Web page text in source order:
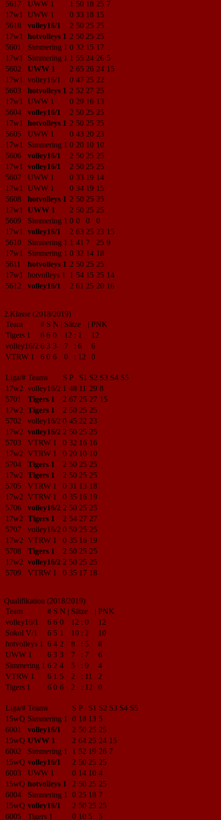
5617
UWW 1 1 50 18 25 7
17w1
UWW 1 0 33 18 15
5618
volley16/1 2 50 25 25
17w1
hotvolleys 1 2 50 25 25
5601
Simmering 1 0 32 15 17
17w1
Simmering 1 1 55 24 26 5
5602
UWW 1 2 65 26 24 15
17w1
volley16/1 0 47 25 22
5603
hotvolleys 1 2 52 27 25
17w1
UWW 1 0 29 16 13
5604
volley16/1 2 50 25 25
17w1
hotvolleys 1 2 50 25 25
5605
UWW 1 0 43 20 23
17w1
Simmering 1 0 20 10 10
5606
volley16/1 2 50 25 25
17w1
volley16/1 2 50 25 25
5607
UWW 1 0 33 19 14
17w1
UWW 1 0 34 19 15
5608
hotvolleys 1 2 50 25 25
17w1
UWW 1 2 50 25 25
5609
Simmering 1 0 0 0
0
17w1
volley16/1 2 63 25 23 15
5610
Simmering 1 1 41 7 25 9
17w1
Simmering 1 0 32 14 18
5611
hotvolleys 1 2 50 25 25
17w1
hotvolleys 1 1 54 15 25 14
5612
volley16/1 2 61 25 20 16
2.Klasse (2018/2019)
Team
# S N | Sätze | PNK
Tigers 1
6 6 0 12 : 1
12
volley16/2 6 3 3 7 : 6
6
VTRW 1
6 0 6 0 : 12 0
Liga/# Teams S P S1 S2 S3 S4 S5
17w2 volley16/2 1 48 11 29 8
5701
Tigers 1 2 67 25 27 15
17w2 Tigers 1 2 50 25 25
5702
volley16/2 0 45 22 23
17w2 volley16/2 2 50 25 25
5703
VTRW 1 0 32 16 16
17w2 VTRW 1 0 20 10 10
5704
Tigers 1 2 50 25 25
17w2 Tigers 1 2 50 25 25
5705
VTRW 1 0 31 13 18
17w2 VTRW 1 0 35 16 19
5706
volley16/2 2 50 25 25
17w2 Tigers 1 2 54 27 27
5707
volley16/2 0 50 25 25
17w2 VTRW 1 0 35 16 19
5708
Tigers 1 2 50 25 25
17w2 volley16/2 2 50 25 25
5709
VTRW 1 0 35 17 18
Qualifikation (2018/2019)
Team
# S N | Sätze | PNK
volley16/1
6 6 0 12 : 0
12
Sokol V/1
6 5 1 10 : 2
10
hotvolleys 1
6 4 2 8 : 5
8
UWW 1
6 3 3 7 : 7
6
Simmering 1 6 2 4 5 : 9
4
VTRW 1
6 1 5 2 : 11
2
Tigers 1
6 0 6 2 : 12 0
Liga/# Teams S P S1 S2 S3 S4 S5
15wQ Simmering 1 0 18 13 5
6001
volley16/1 2 50 25 25
15wQ UWW 1 2 64 25 24 15
6002
Simmering 1 1 52 19 26 7
15wQ volley16/1 2 50 25 25
6003
UWW 1 0 14 10 4
15wQ hotvolleys 1 2 50 25 25
6004
Simmering 1 0 25 18 7
15wQ volley16/1 2 50 25 25
6005
Tigers 1 0 10 5
5